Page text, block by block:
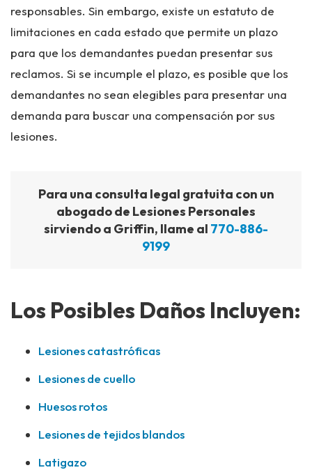
responsables. Sin embargo, existe un estatuto de
limitaciones en cada estado que permite un plazo
para que los demandantes puedan presentar sus
reclamos. Si se incumple el plazo, es posible que los
demandantes no sean elegibles para presentar una
demanda para buscar una compensación por sus
lesiones.
Para una consulta legal gratuita con un
abogado de Lesiones Personales
sirviendo a Griffin, llame al 770-886-
9199
Los Posibles Daños Incluyen:
Lesiones catastróficas
Lesiones de cuello
Huesos rotos
Lesiones de tejidos blandos
Latigazo